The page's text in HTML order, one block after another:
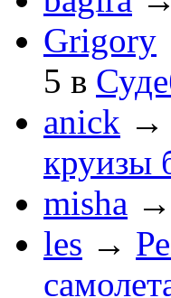
Grigory
5 в
anick →
круизы
misha →
les →